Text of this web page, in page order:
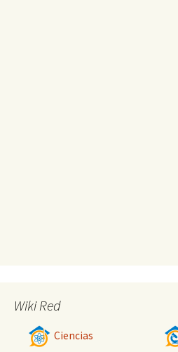
Wiki Red
Ciencias